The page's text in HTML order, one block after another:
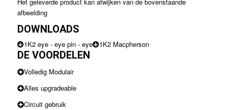
afbeelding
DOWNLOADS
1K2 eye - eye pin - eye 1K2 Macpherson
DE VOORDELEN
Volledig Modulair
Alles upgradeable
Circuit gebruik